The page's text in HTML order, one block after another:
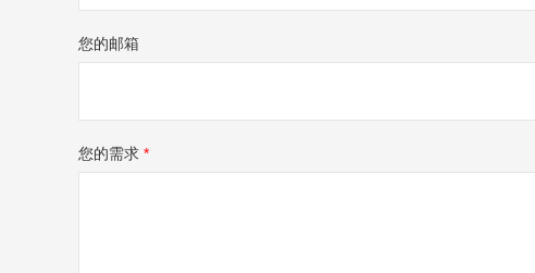
您的邮箱
您的需求 *